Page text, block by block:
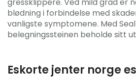
blødning i forbindelse med
vanligste symptomene. Med
belegningssteinen beholde sitt
Eskorte jenter norge